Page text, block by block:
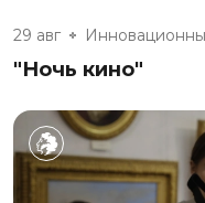
29 авг
"Ночь кино"